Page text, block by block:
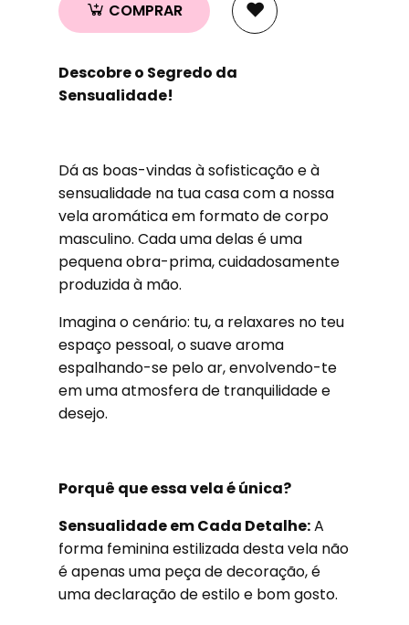
COMPRAR
Descobre o Segredo da
Sensualidade!
Dá as boas-vindas à sofisticação e à
sensualidade na tua casa com a nossa
vela aromática em formato de corpo
masculino. Cada uma delas é uma
pequena obra-prima, cuidadosamente
produzida à mão.
Imagina o cenário: tu, a relaxares no teu
espaço pessoal, o suave aroma
espalhando-se pelo ar, envolvendo-te
em uma atmosfera de tranquilidade e
desejo.
Porquê que essa vela é única?
Sensualidade em Cada Detalhe:A
forma feminina estilizada desta vela não
é apenas uma peça de decoração, é
uma declaração de estilo e bom gosto.